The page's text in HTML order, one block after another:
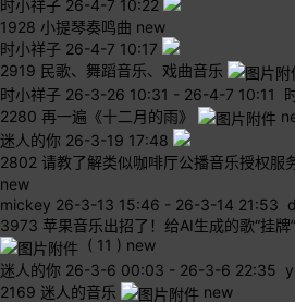
时小祥子 26-4-7 10:22
1928 小提琴奏鸣曲 new
时小祥子 26-4-7 10:17
2919 民歌、舞蹈音乐、戏曲音乐
时小祥子 26-3-26 10:31 - 26-4-7 10:11
2280 再一遍《十二月的雨》
迷人的你 26-3-19 17:48
2802 请教了解类似咖啡厅公播音乐授权服
new
mickey 26-3-13 15:46 - 26-3-14 21:53
3973 苹果音乐出招了！给AI生成的歌“挂牌
( 11 ) new
迷人的你 26-3-6 00:03 - 26-3-6 22:35
2169 迷人的音乐
new